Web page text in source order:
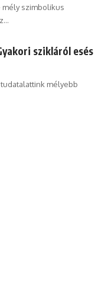
szimbolikus
szikláról esés
mélyebb